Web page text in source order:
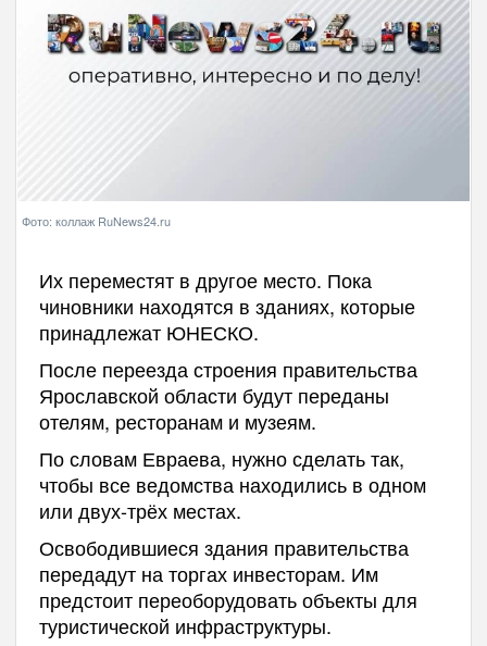
Фото: коллаж RuNews24.ru
Их переместят в другое место. Пока
чиновники находятся в зданиях, которые
принадлежат ЮНЕСКО.
После переезда строения правительства
Ярославской области будут переданы
отелям, ресторанам и музеям.
По словам Евраева, нужно сделать так,
чтобы все ведомства находились в одном
или двух-трёх местах.
Освободившиеся здания правительства
передадут на торгах инвесторам. Им
предстоит переоборудовать объекты для
туристической инфраструктуры.